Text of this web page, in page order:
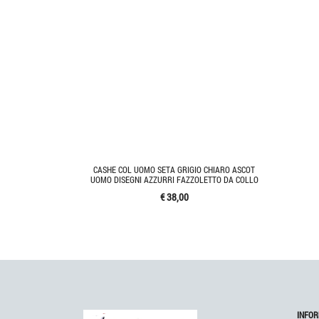
CASHE COL UOMO SETA GRIGIO CHIARO ASCOT
UOMO DISEGNI AZZURRI FAZZOLETTO DA COLLO
€ 38,00